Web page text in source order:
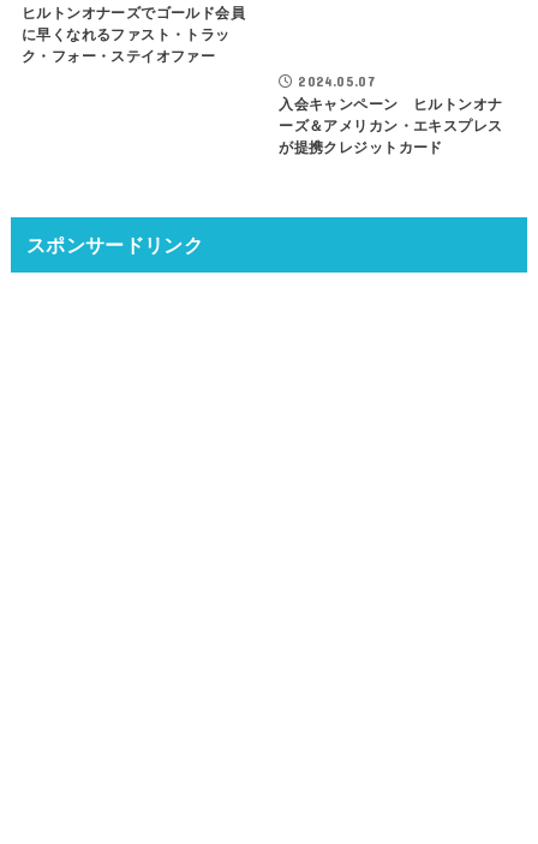
ヒルトンオナーズでゴールド会員
に早くなれるファスト・トラッ
ク・フォー・ステイオファー
2024.05.07
入会キャンペーン ヒルトンオナ
ーズ＆アメリカン・エキスプレス
が提携クレジットカード
スポンサードリンク